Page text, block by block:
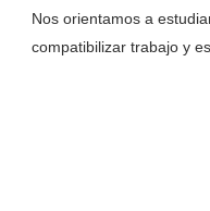
Nos orientamos a
compatibilizar trabajo y